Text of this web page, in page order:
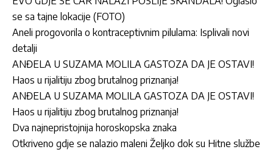
se sa tajne lokacije (FOTO)
Aneli progovorila o kontraceptivnim pilulama: Isplivali novi
detalji
ANĐELA U SUZAMA MOLILA GASTOZA DA JE OSTAVI!
Haos u rijalitiju zbog brutalnog priznanja!
ANĐELA U SUZAMA MOLILA GASTOZA DA JE OSTAVI!
Haos u rijalitiju zbog brutalnog priznanja!
Dva najnepristojnija horoskopska znaka
Otkriveno gdje se nalazio maleni Željko dok su Hitne službe